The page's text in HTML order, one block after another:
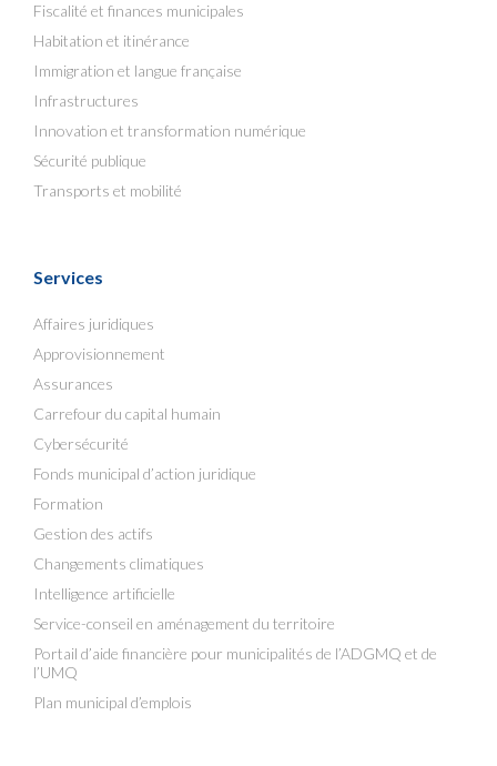
Fiscalité et finances municipales
Habitation et itinérance
Immigration et langue française
Infrastructures
Innovation et transformation numérique
Sécurité publique
Transports et mobilité
Services
Affaires juridiques
Approvisionnement
Assurances
Carrefour du capital humain
Cybersécurité
Fonds municipal d’action juridique
Formation
Gestion des actifs
Changements climatiques
Intelligence artificielle
Service-conseil en aménagement du territoire
Portail d’aide financière pour municipalités de l’ADGMQ et de
l’UMQ
Plan municipal d’emplois